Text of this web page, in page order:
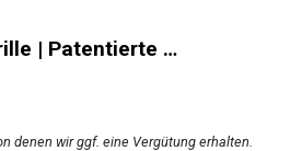
| Patentierte …
denen wir ggf. eine Vergütung erhalten.